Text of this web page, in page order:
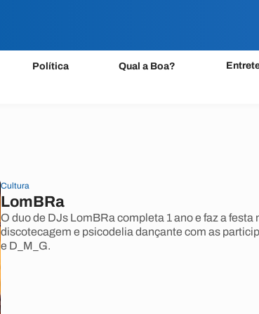
Política Qual a Boa?
Cultura
LomBRa
O duo de DJs LomBRa completa 1 ano e faz a festa
discotecagem e psicodelia dançante com as
e D_M_G.